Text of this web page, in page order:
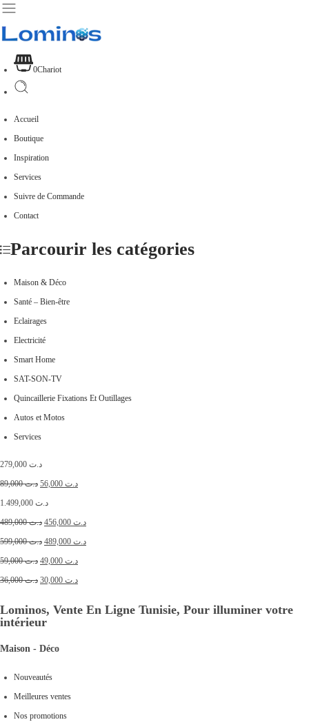
0Chariot
Accueil
Boutique
Inspiration
Services
Suivre de Commande
Contact
Parcourir les catégories
Maison & Déco
Santé – Bien-être
Eclairages
Electricité
Smart Home
SAT-SON-TV
Quincaillerie Fixations Et Outillages
Autos et Motos
Services
د.ت
د.ت89,000 د.ت
د.ت
د.ت489,000 د.ت
د.ت599,000 د.ت
د.ت59,000 د.ت
د.ت36,000 د.ت
Lominos, Vente En Ligne Tunisie, Pour illuminer votre
intérieur
Maison - Déco
Nouveautés
Meilleures ventes
Nos promotions